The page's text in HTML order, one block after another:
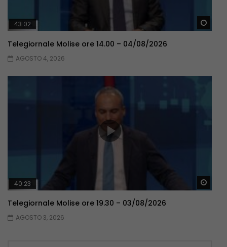
43:02
Telegiornale Molise ore 14.00 – 04/08/2026
AGOSTO 4, 2026
40:23
Telegiornale Molise ore 19.30 – 03/08/2026
AGOSTO 3, 2026